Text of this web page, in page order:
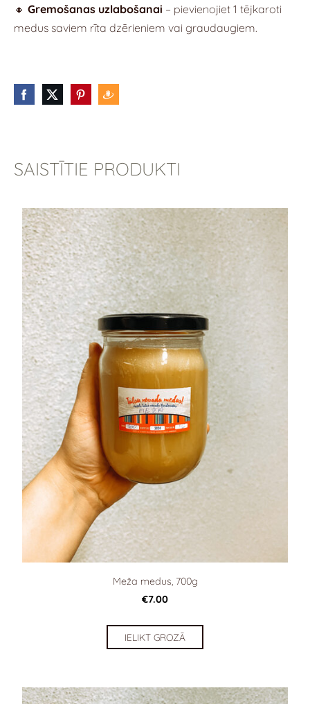
🔸 Gremošanas uzlabošanai – pievienojiet 1 tējkaroti
medus saviem rīta dzērieniem vai graudaugiem.
SAISTĪTIE PRODUKTI
Meža medus, 700g
€7.00
IELIKT GROZĀ